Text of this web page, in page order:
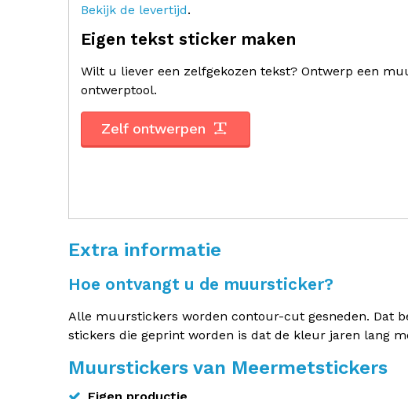
Bekijk de levertijd.
Eigen tekst sticker maken
Wilt u liever een zelfgekozen tekst? Ontwerp een
ontwerptool.
Zelf ontwerpen
Extra informatie
Hoe ontvangt u de muursticker?
Alle muurstickers worden contour-cut gesneden. Dat
stickers die geprint worden is dat de kleur jaren lang
Muurstickers van Meermetstickers